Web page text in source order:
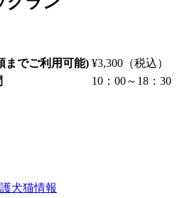
でご利用可能) ¥3,300（税込）
10：00～18：30
犬猫情報